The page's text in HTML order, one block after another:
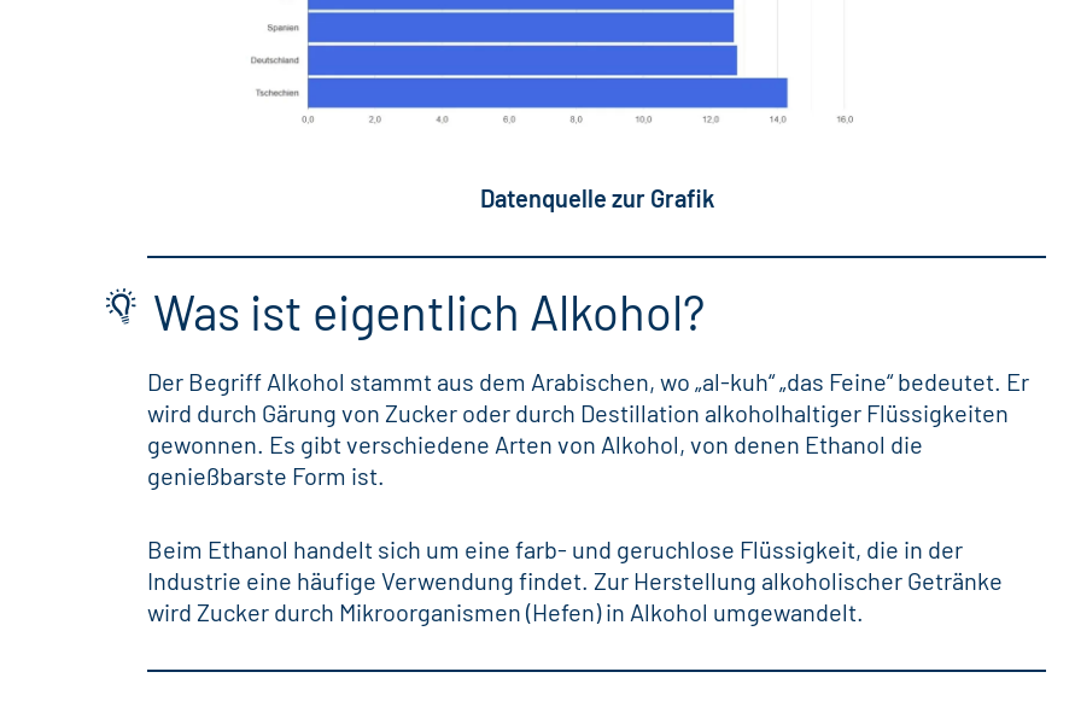
Datenquelle zur Grafik
Was ist eigentlich Alkohol?
Der Begriff Alkohol stammt aus dem Arabischen, wo „al-kuh“ „das Feine“ bedeutet. Er
wird durch Gärung von Zucker oder durch Destillation alkoholhaltiger Flüssigkeiten
gewonnen. Es gibt verschiedene Arten von Alkohol, von denen Ethanol die
genießbarste Form ist.
Beim Ethanol handelt sich um eine farb- und geruchlose Flüssigkeit, die in der
Industrie eine häufige Verwendung findet. Zur Herstellung alkoholischer Getränke
wird Zucker durch Mikroorganismen (Hefen) in Alkohol umgewandelt.